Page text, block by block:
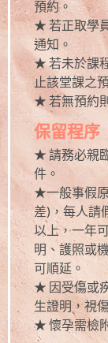
預約。
★ 若正取學
通知。
★ 若未於課
止該堂課之
★ 若無預約
保留程序
★ 請務必親
件。
★一般事假
差)，每人請
以上，一年
明、護照或
可順延。
★ 因受傷或
生證明，視
★ 懷孕需檢